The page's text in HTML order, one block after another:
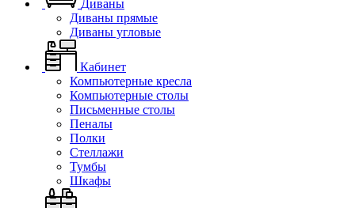
Диваны
Диваны прямые
Диваны угловые
Кабинет
Компьютерные кресла
Компьютерные столы
Письменные столы
Пеналы
Полки
Стеллажи
Тумбы
Шкафы